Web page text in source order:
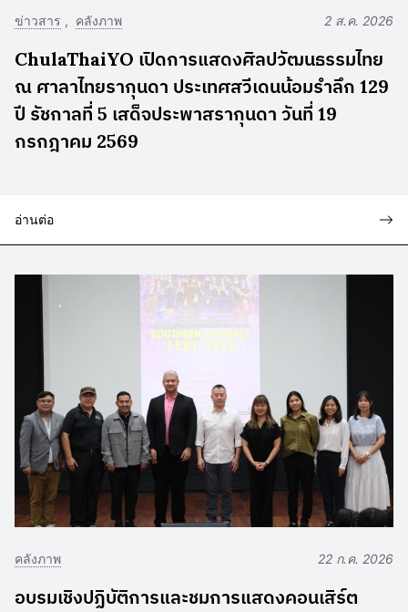
ข่าวสาร คลังภาพ 2 ส.ค. 2026
ChulaThaiYO เปิดการแสดงศิลปวัฒนธรรมไทย
ณ ศาลาไทยรากุนดา ประเทศสวีเดนน้อมรำลึก 129
ปี รัชกาลที่ 5 เสด็จประพาสรากุนดา วันที่ 19
กรกฎาคม 2569
อ่านต่อ
คลังภาพ 22 ก.ค. 2026
อบรมเชิงปฏิบัติการและชมการแสดงคอนเสิร์ต